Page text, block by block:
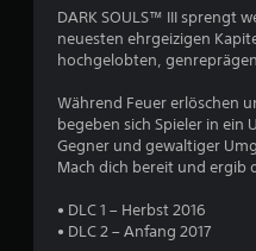
DARK SOULS™ III sprengt
neuesten ehrgeizigen
hochgelobten,
Während Feuer erlöschen
begeben sich Spieler in ein
Gegner und gewaltiger
Mach dich bereit und ergib
• DLC 1 – Herbst 2016
• DLC 2 – Anfang 2017